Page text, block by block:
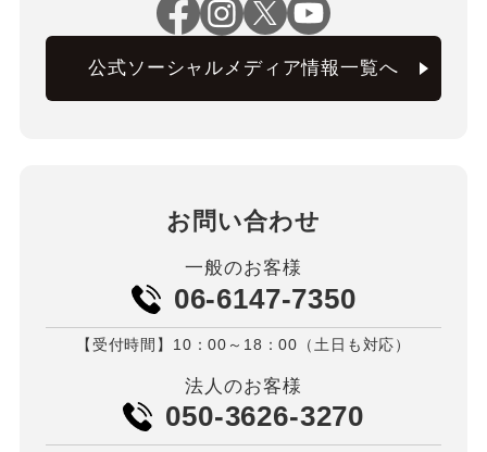
公式ソーシャルメディア情報一覧へ
お問い合わせ
一般のお客様
06-6147-7350
【受付時間】10：00～18：00（土日も対応）
法人のお客様
050-3626-3270